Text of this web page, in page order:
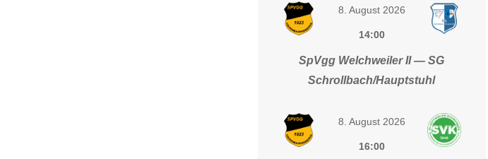
8. August 2026
14:00
SpVgg Welchweiler II — SG
Schrollbach/Hauptstuhl
8. August 2026
16:00